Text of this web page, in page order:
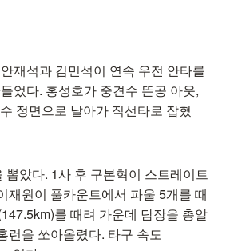
재석과 김민석이 연속 우전 안타를
었다. 홍성호가 중견수 뜬공 아웃,
정면으로 날아가 직선타로 잡혔
뽑았다. 1사 후 구본혁이 스트레이트
재원이 풀카운트에서 파울 5개를 때
를 때려 가운데 담장을 총알
런을 쏘아올렸다. 타구 속도